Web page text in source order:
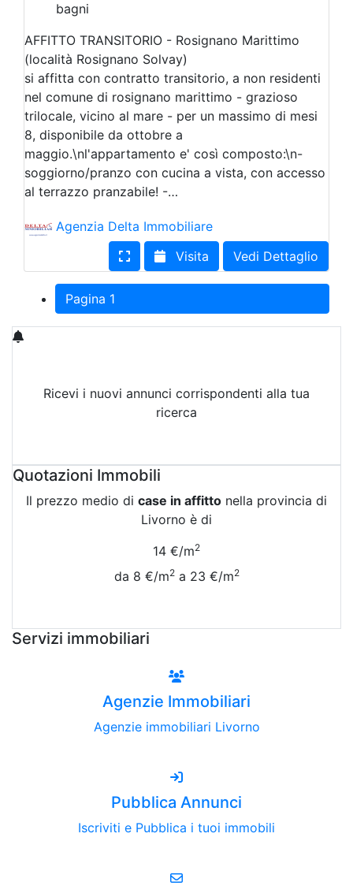
bagni
AFFITTO TRANSITORIO - Rosignano Marittimo
(località Rosignano Solvay)
si affitta con contratto transitorio, a non residenti
nel comune di rosignano marittimo - grazioso
trilocale, vicino al mare - per un massimo di mesi
8, disponibile da ottobre a
maggio.\nl'appartamento e' così composto:\n-
soggiorno/pranzo con cucina a vista, con accesso
al terrazzo pranzabile! -…
Agenzia Delta Immobiliare
Visita
Vedi Dettaglio
Pagina 1
Ricevi i nuovi annunci corrispondenti alla tua
ricerca
Quotazioni Immobili
Il prezzo medio di case in affitto nella provincia di
Livorno è di
14 €/m2
da 8 €/m2a 23 €/m2
Servizi immobiliari
Agenzie Immobiliari
Agenzie immobiliari Livorno
Pubblica Annunci
Iscriviti e Pubblica i tuoi immobili